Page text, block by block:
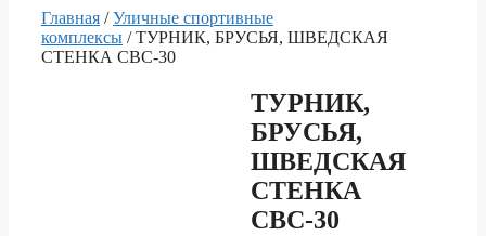
Главная /Уличные спортивные
комплексы / ТУРНИК, БРУСЬЯ, ШВЕДСКАЯ
СТЕНКА СВС-30
ТУРНИК,
БРУСЬЯ,
ШВЕДСКАЯ
СТЕНКА
СВС-30